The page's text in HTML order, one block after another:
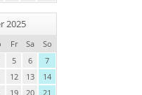
2025
Fr Sa
So
5 6
7
12 13
14
19 20
21